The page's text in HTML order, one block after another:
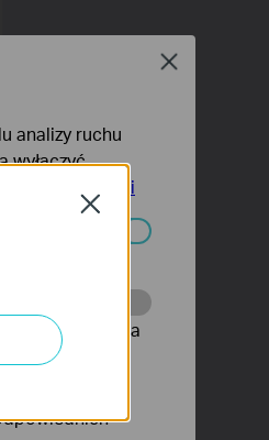
Close
analizy ruchu
wyłączyć
prywatności
co umożliwia
reklamowych
Close